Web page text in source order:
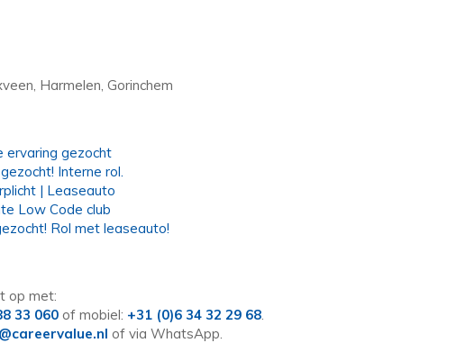
Harmelen, Gorinchem
ervaring gezocht
Interne rol.
| Leaseauto
Low Code club
Rol met leaseauto!
op met:
33 060 of mobiel: +31 (0)6 34 32 29 68
of via WhatsApp.